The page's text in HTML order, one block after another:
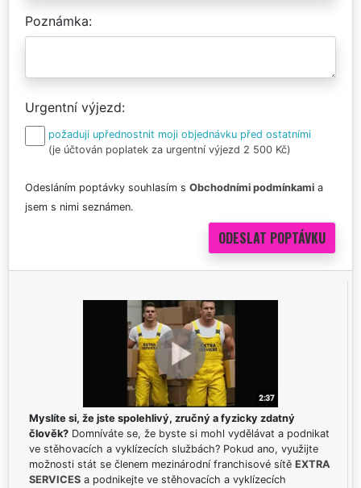
Poznámka
Urgentní výjezd
požaduji upřednostnit moji objednávku před ostatními
(je účtován poplatek za urgentní výjezd 2 500 Kč)
Odesláním poptávky souhlasím s Obchodními podmínkami a
jsem s nimi seznámen.
Myslíte si, že jste spolehlivý, zručný a fyzicky zdatný
člověk? Domníváte se, že byste si mohl vydělávat a podnikat
ve stěhovacích a vyklízecích službách? Pokud ano, využijte
možnosti stát se členem mezinárodní franchisové sítě EXTRA
SERVICES a podnikejte ve stěhovacích a vyklízecích